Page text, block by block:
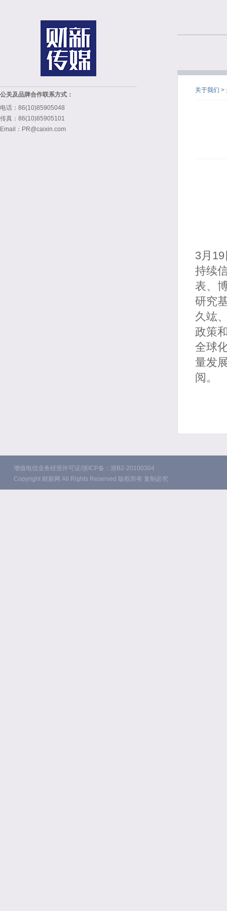
公关及品牌合作联系方式：
电话：86(10)85905048
传真：86(10)85905101
Email：PR@caixin.com
关于我们 >
3月
持续
表、
研究
久竑
政策
全球
量发
阅。
增值电信业务经营许可证/浙ICP备：浙B2-20100304
Copyright 财新网 All Rights Reserved 版权所有 复制必究